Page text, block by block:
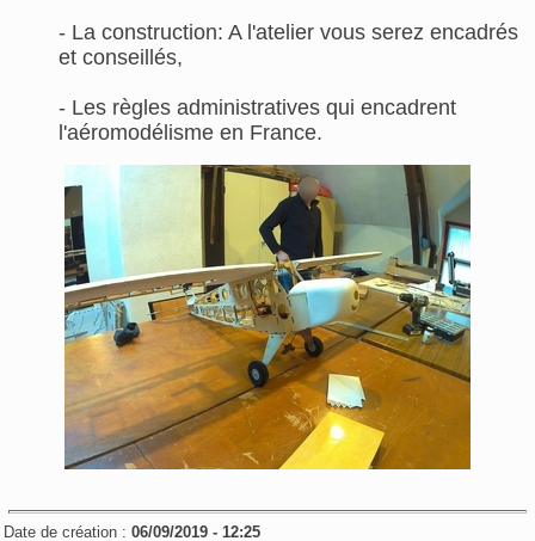
- La construction: A l'atelier vous serez encadrés
et conseillés,
- Les règles administratives qui encadrent
l'aéromodélisme en France.
Date de création :06/09/2019 - 12:25